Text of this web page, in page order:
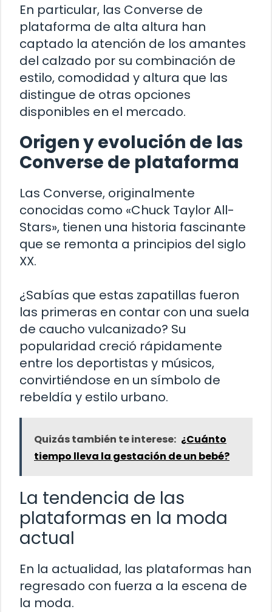
En particular, las Converse de
plataforma de alta altura han
captado la atención de los amantes
del calzado por su combinación de
estilo, comodidad y altura que las
distingue de otras opciones
disponibles en el mercado.
Origen y evolución de las
Converse de plataforma
Las Converse, originalmente
conocidas como «Chuck Taylor All-
Stars», tienen una historia fascinante
que se remonta a principios del siglo
XX.
¿Sabías que estas zapatillas fueron
las primeras en contar con una suela
de caucho vulcanizado? Su
popularidad creció rápidamente
entre los deportistas y músicos,
convirtiéndose en un símbolo de
rebeldía y estilo urbano.
Quizás también te interese: ¿Cuánto
tiempo lleva la gestación de un bebé?
La tendencia de las
plataformas en la moda
actual
En la actualidad, las plataformas han
regresado con fuerza a la escena de
la moda.